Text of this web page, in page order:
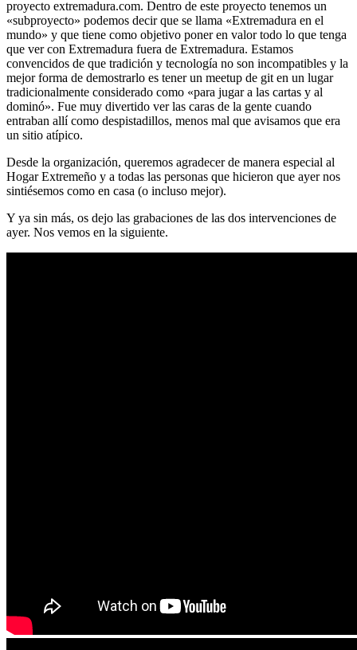
proyecto extremadura.com. Dentro de este proyecto tenemos un
«subproyecto» podemos decir que se llama «Extremadura en el
mundo» y que tiene como objetivo poner en valor todo lo que tenga
que ver con Extremadura fuera de Extremadura. Estamos
convencidos de que tradición y tecnología no son incompatibles y la
mejor forma de demostrarlo es tener un meetup de git en un lugar
tradicionalmente considerado como «para jugar a las cartas y al
dominó». Fue muy divertido ver las caras de la gente cuando
entraban allí como despistadillos, menos mal que avisamos que era
un sitio atípico.
Desde la organización, queremos agradecer de manera especial al
Hogar Extremeño y a todas las personas que hicieron que ayer nos
sintiésemos como en casa (o incluso mejor).
Y ya sin más, os dejo las grabaciones de las dos intervenciones de
ayer. Nos vemos en la siguiente.